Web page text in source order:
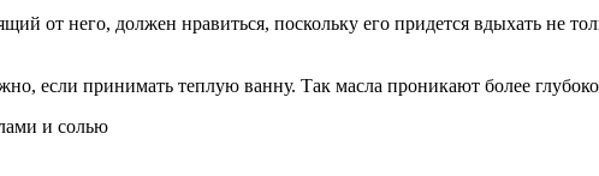
от него, должен нравиться, поскольку его придется вдыхать не
если принимать теплую ванну. Так масла проникают более